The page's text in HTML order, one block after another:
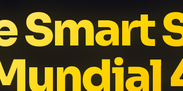
Smart